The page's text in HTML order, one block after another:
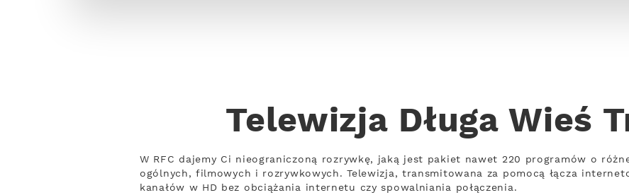
Telewizja Długa Wieś
W RFC dajemy Ci nieograniczoną rozrywkę, jaką jest pakiet nawet 220 programów o
ogólnych, filmowych i rozrywkowych. Telewizja, transmitowana za pomocą łącza
kanałów w HD bez obciążania internetu czy spowalniania połączenia.